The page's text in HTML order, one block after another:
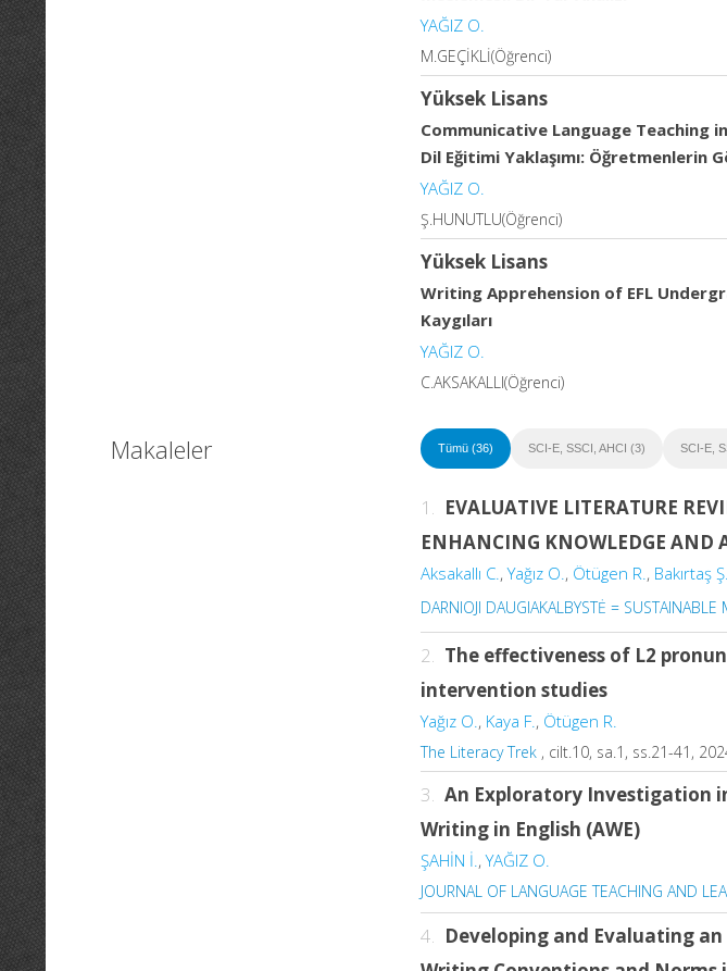
YAĞIZ O.
M.GEÇİKLİ(Öğrenci)
Yüksek Lisans
Communicative Language Teaching
Dil Eğitimi Yaklaşımı: Öğretmenlerin
YAĞIZ O.
Ş.HUNUTLU(Öğrenci)
Yüksek Lisans
Writing Apprehension of EFL
Kaygıları
YAĞIZ O.
C.AKSAKALLI(Öğrenci)
Makaleler Tümü (36) SCI-E, SSCI, AHCI (3) SCI-E,
1. EVALUATIVE LITERATURE
ENHANCING KNOWLEDGE AND
Aksakallı C.,Yağız O., Ötügen R., Bakırtaş Ş.
DARNIOJI DAUGIAKALBYSTĖ = SUSTAINABLE
2. The effectiveness of L2
intervention studies
Yağız O., Kaya F., Ötügen R.
The Literacy Trek , cilt.10, sa.1, ss.21-41,
3. An Exploratory Investigation
Writing in English (AWE)
ŞAHİN İ.,YAĞIZ O.
JOURNAL OF LANGUAGE TEACHING AND
4. Developing and Evaluating